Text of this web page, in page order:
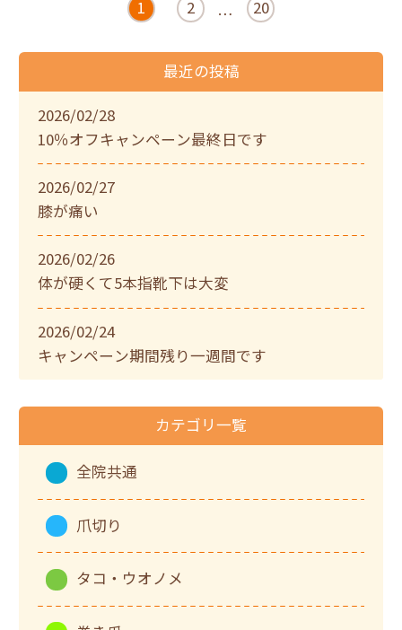
1 2 … 20
最近の投稿
2026/02/28
10％オフキャンペーン最終日です
2026/02/27
膝が痛い
2026/02/26
体が硬くて5本指靴下は大変
2026/02/24
キャンペーン期間残り一週間です
カテゴリ一覧
全院共通
爪切り
タコ・ウオノメ